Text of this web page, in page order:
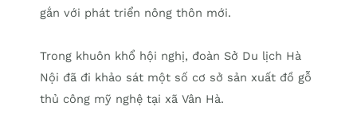
gắn với phát triển nông thôn mới.
Trong khuôn khổ hội nghị, đoàn Sở Du lịch Hà
Nội đã đi khảo sát một số cơ sở sản xuất đồ gỗ
thủ công mỹ nghệ tại xã Vân Hà.